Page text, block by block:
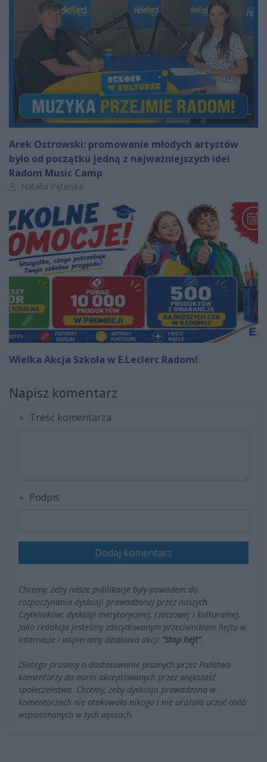
Arek Ostrowski: promowanie młodych artystów
było od początku jedną z najważniejszych idei
Radom Music Camp
Autor artykułu:
Natalia Pętelska
Wielka Akcja Szkoła w E.Leclerc Radom!
Napisz komentarz
Treść komentarza
Podpis
Dodaj komentarz
Chcemy, żeby nasze publikacje były powodem do
rozpoczynania dyskusji prowadzonej przez naszych
Czytelników; dyskusji merytorycznej, rzeczowej i kulturalnej.
Jako redakcja jesteśmy zdecydowanym przeciwnikiem hejtu w
Internecie i wspieramy działania akcji "Stop hejt".
Dlatego prosimy o dostosowanie pisanych przez Państwa
komentarzy do norm akceptowanych przez większość
społeczeństwa. Chcemy, żeby dyskusja prowadzona w
komentarzach nie atakowała nikogo i nie urażała uczuć osób
wspominanych w tych wpisach.